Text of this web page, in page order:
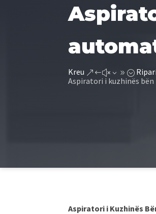
Kreu &#x39;
Aspiratori i kuzhinës
Aspiratori i Kuzhinës